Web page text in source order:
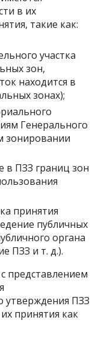
в их
такие как:
участка
зон,
находится в
зонах);
Генерального
зонировании
в ПЗЗ границ зон
принятия
публичных
органа
ПЗЗ и т. д.).
представлением
утверждения ПЗЗ
принятия как